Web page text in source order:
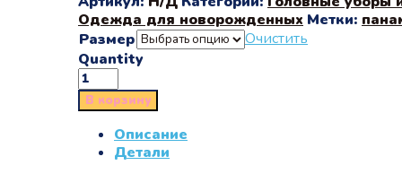
Одежда для новорожденных Метки:
Размер
Очистить
Quantity
В корзину
Описание
Детали